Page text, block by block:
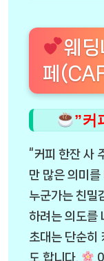
웨
페
”커
“커피 한잔 사
만 많은 의미를
누군가는 친밀
하려는 의도를
초대는 단순히
도 합니다.